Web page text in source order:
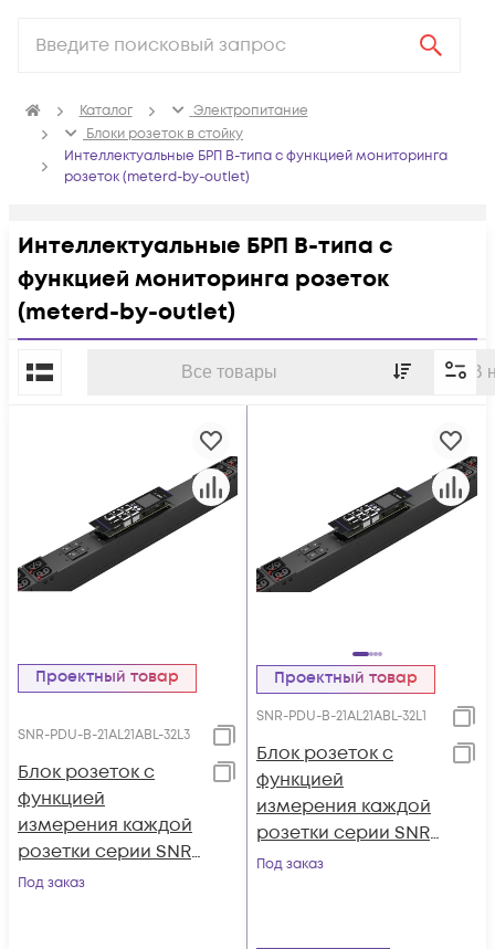
Каталог
Электропитание
Блоки розеток в стойку
Интеллектуальные БРП B-типа с функцией мониторинга
розеток (meterd-by-outlet)
Интеллектуальные БРП B-типа с
функцией мониторинга розеток
(meterd-by-outlet)
Все товары В
По популярности
Проектный товар
SNR-PDU-B-21AL21ABL-32L3
Блок розеток с
функцией
измерения каждой
розетки серии SNR
тип B выход
Под заказ
Проектный товар
SNR-PDU-B-21AL21ABL-32L1
Блок розеток с
функцией
измерения каждой
розетки серии SNR
тип B выход
Под заказ